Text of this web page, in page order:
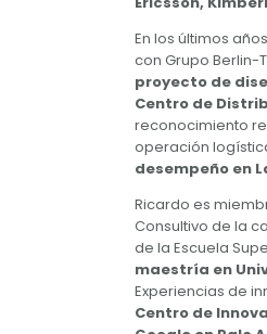
En los últimos
con Grupo Berlin-
proyecto de
Centro de
reconocimiento
operación
desempeño en
Ricardo es
Consultivo de la
de la Escuela
maestría en
Experiencias de
Centro de